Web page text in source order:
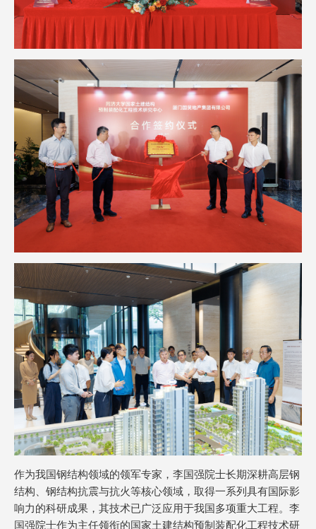
作为我国钢结构领域的领军专家，李国强院士长期深耕高层钢
结构、钢结构抗震与抗火等核心领域，取得一系列具有国际影
响力的科研成果，其技术已广泛应用于我国多项重大工程。李
国强院士作为主任领衔的国家土建结构预制装配化工程技术研